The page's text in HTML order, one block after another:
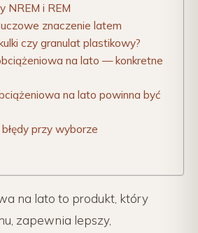
NREM i REM
znaczenie latem
czy granulat plastikowy?
na lato — konkretne
na lato powinna być
przy wyborze
na lato to produkt, który
zapewnia lepszy,